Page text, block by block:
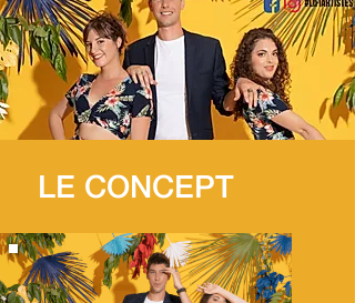
LE CONCEPT